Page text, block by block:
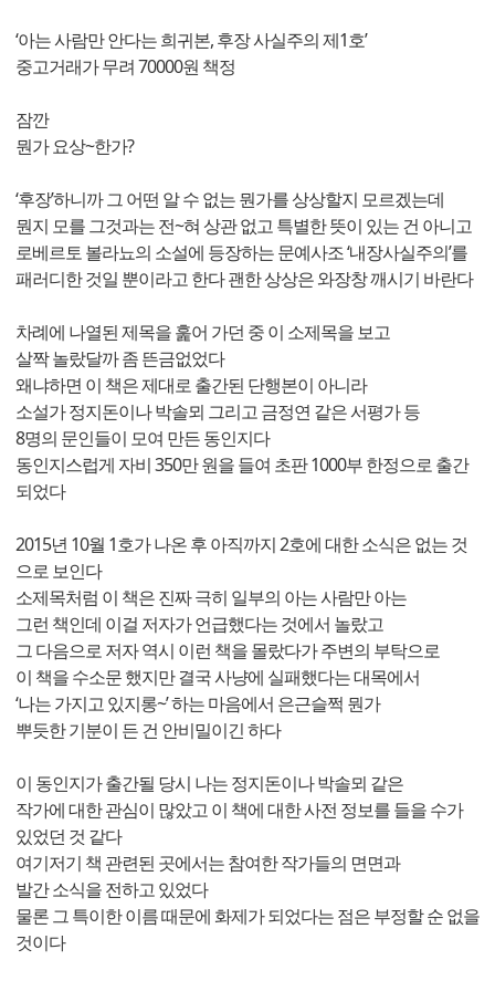
‘아는 사람만 안다는 희귀본, 후장 사실주의 제1호’
중고거래가 무려 70000원 책정
잠깐
뭔가 요상~한가?
‘후장’하니까 그 어떤 알 수 없는 뭔가를 상상할지 모르겠는데
뭔지 모를 그것과는 전~혀 상관 없고 특별한 뜻이 있는 건 아니고
로베르토 볼라뇨의 소설에 등장하는 문예사조 ‘내장사실주의’를
패러디한 것일 뿐이라고 한다 괜한 상상은 와장창 깨시기 바란다
차례에 나열된 제목을 훑어 가던 중 이 소제목을 보고
살짝 놀랐달까 좀 뜬금없었다
왜냐하면 이 책은 제대로 출간된 단행본이 아니라
소설가 정지돈이나 박솔뫼 그리고 금정연 같은 서평가 등
8명의 문인들이 모여 만든 동인지다
동인지스럽게 자비 350만 원을 들여 초판 1000부 한정으로 출간
되었다
2015년 10월 1호가 나온 후 아직까지 2호에 대한 소식은 없는 것
으로 보인다
소제목처럼 이 책은 진짜 극히 일부의 아는 사람만 아는
그런 책인데 이걸 저자가 언급했다는 것에서 놀랐고
그 다음으로 저자 역시 이런 책을 몰랐다가 주변의 부탁으로
이 책을 수소문 했지만 결국 사냥에 실패했다는 대목에서
‘나는 가지고 있지롱~’ 하는 마음에서 은근슬쩍 뭔가
뿌듯한 기분이 든 건 안비밀이긴 하다
이 동인지가 출간될 당시 나는 정지돈이나 박솔뫼 같은
작가에 대한 관심이 많았고 이 책에 대한 사전 정보를 들을 수가
있었던 것 같다
여기저기 책 관련된 곳에서는 참여한 작가들의 면면과
발간 소식을 전하고 있었다
물론 그 특이한 이름 때문에 화제가 되었다는 점은 부정할 순 없을
것이다